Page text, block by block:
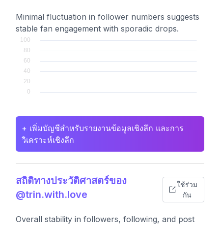
Minimal fluctuation in follower numbers suggests
stable fan engagement with sporadic drops.
+ เพิ่มบัญชีสำหรับรายงานข้อมูลเชิงลึก และการ
วิเคราะห์เชิงลึก
สถิติทางประวัติศาสตร์ของ
@trin.with.love
ใช้ร่วม
กัน
Overall stability in followers, following, and post